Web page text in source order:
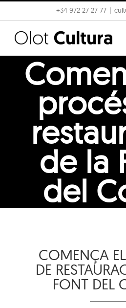
to
content
+34 972 27 27 77
de la
del
COMENÇA
DE
FONT DEL